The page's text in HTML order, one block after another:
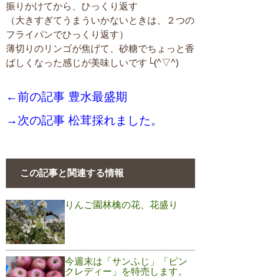
振りかけてから、ひっくり返す
（大きすぎてうまういかないときは、２つの
フライパンでひっくり返す）
薄切りのリンゴが焦げて、砂糖でちょっと香
ばしくなった感じが美味しいです└(^▽^)
←前の記事 豊水最盛期
→次の記事 松茸採れました。
この記事と関連する情報
りんご園林檎の花、花盛り
今週末は「サンふじ」「ピン
クレディー」を特売します。